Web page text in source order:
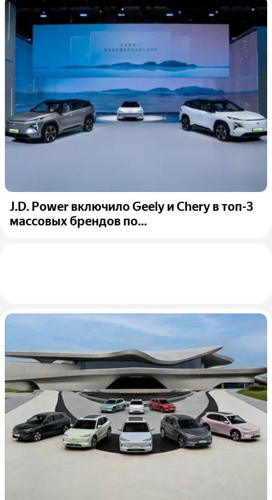
J.D. Power включило Geely и Chery в топ-3
массовых брендов по...